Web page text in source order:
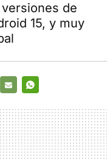
de
15, y muy
MAIL